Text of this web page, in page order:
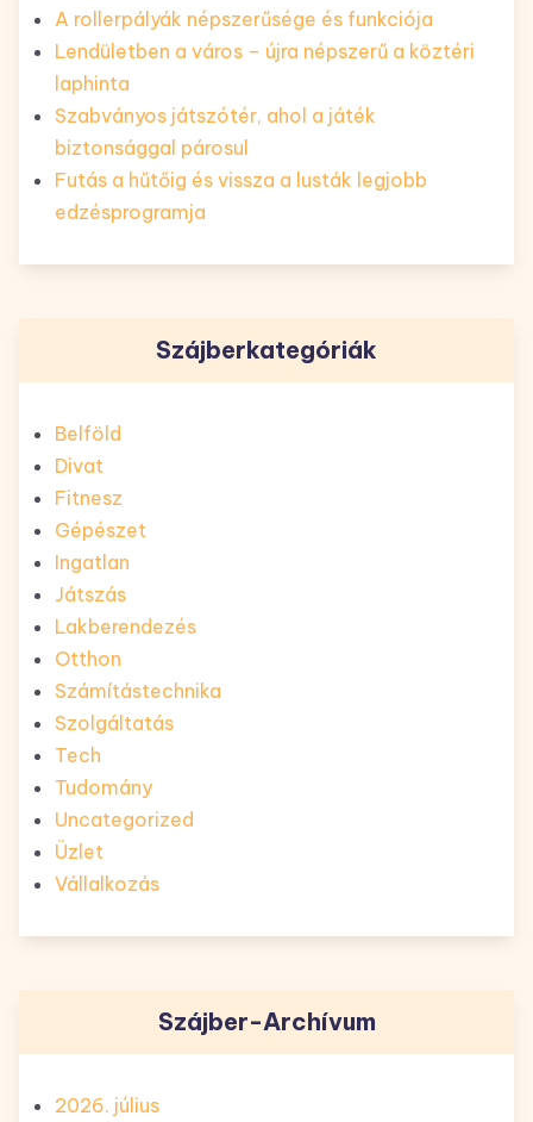
A rollerpályák népszerűsége és funkciója
Lendületben a város – újra népszerű a köztéri
laphinta
Szabványos játszótér, ahol a játék
biztonsággal párosul
Futás a hűtőig és vissza a lusták legjobb
edzésprogramja
Szájberkategóriák
Belföld
Divat
Fitnesz
Gépészet
Ingatlan
Játszás
Lakberendezés
Otthon
Számítástechnika
Szolgáltatás
Tech
Tudomány
Uncategorized
Üzlet
Vállalkozás
Szájber-Archívum
2026. július